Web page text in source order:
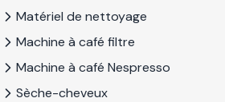
Matériel de nettoyage
Machine à café filtre
Machine à café Nespresso
Sèche-cheveux